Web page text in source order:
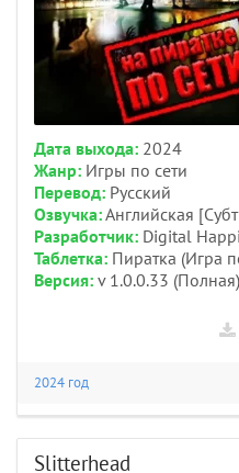
Дата выхода: 2024
Жанр: Игры по сети
Перевод: Русский
Озвучка:Английская
Разработчик: Digital
Таблетка: Пиратка (Игра
Версия: v 1.0.0.33
2024 год
Slitterhead